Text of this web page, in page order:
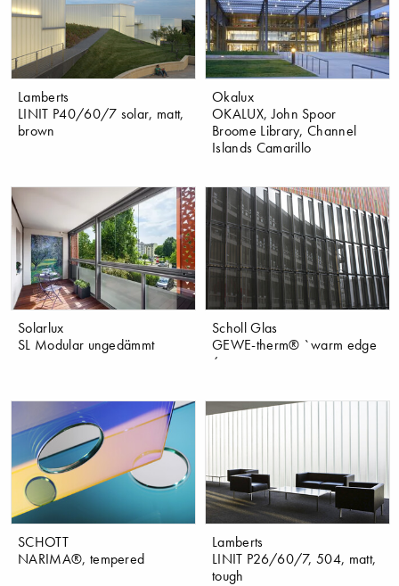
Lamberts
LINIT P40/60/7 solar, matt,
brown
Okalux
OKALUX, John Spoor
Broome Library, Channel
Islands Camarillo
Solarlux
SL Modular ungedämmt
Scholl Glas
GEWE-therm® `warm edge
´
SCHOTT
NARIMA®, tempered
Lamberts
LINIT P26/60/7, 504, matt,
tough